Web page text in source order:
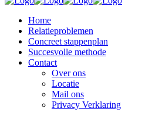
Home
Relatieproblemen
Concreet stappenplan
Succesvolle methode
Contact
Over ons
Locatie
Mail ons
Privacy Verklaring